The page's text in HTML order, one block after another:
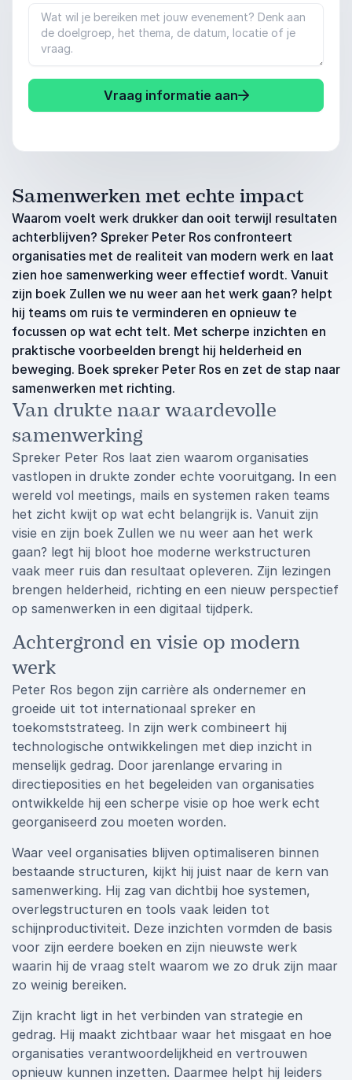
Vraag informatie aan
Samenwerken met echte impact
Waarom voelt werk drukker dan ooit terwijl resultaten
achterblijven? Spreker Peter Ros confronteert
organisaties met de realiteit van modern werk en laat
zien hoe samenwerking weer effectief wordt. Vanuit
zijn boek Zullen we nu weer aan het werk gaan? helpt
hij teams om ruis te verminderen en opnieuw te
focussen op wat echt telt. Met scherpe inzichten en
praktische voorbeelden brengt hij helderheid en
beweging. Boek spreker Peter Ros en zet de stap naar
samenwerken met richting.
Van drukte naar waardevolle
samenwerking
Spreker Peter Ros laat zien waarom organisaties
vastlopen in drukte zonder echte vooruitgang. In een
wereld vol meetings, mails en systemen raken teams
het zicht kwijt op wat echt belangrijk is. Vanuit zijn
visie en zijn boek Zullen we nu weer aan het werk
gaan? legt hij bloot hoe moderne werkstructuren
vaak meer ruis dan resultaat opleveren. Zijn lezingen
brengen helderheid, richting en een nieuw perspectief
op samenwerken in een digitaal tijdperk.
Achtergrond en visie op modern
werk
Peter Ros begon zijn carrière als ondernemer en
groeide uit tot internationaal spreker en
toekomststrateeg. In zijn werk combineert hij
technologische ontwikkelingen met diep inzicht in
menselijk gedrag. Door jarenlange ervaring in
directieposities en het begeleiden van organisaties
ontwikkelde hij een scherpe visie op hoe werk echt
georganiseerd zou moeten worden.
Waar veel organisaties blijven optimaliseren binnen
bestaande structuren, kijkt hij juist naar de kern van
samenwerking. Hij zag van dichtbij hoe systemen,
overlegstructuren en tools vaak leiden tot
schijnproductiviteit. Deze inzichten vormden de basis
voor zijn eerdere boeken en zijn nieuwste werk
waarin hij de vraag stelt waarom we zo druk zijn maar
zo weinig bereiken.
Zijn kracht ligt in het verbinden van strategie en
gedrag. Hij maakt zichtbaar waar het misgaat en hoe
organisaties verantwoordelijkheid en vertrouwen
opnieuw kunnen inzetten. Daarmee helpt hij leiders